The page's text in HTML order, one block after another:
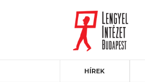
HÍREK